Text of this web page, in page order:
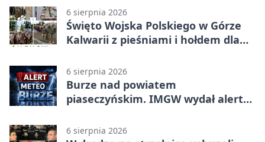
6 sierpnia 2026
Święto Wojska Polskiego w Górze
Kalwarii z pieśniami i hołdem dla
6 sierpnia 2026
Burze nad powiatem
piaseczyńskim. IMGW wydał alert
6 sierpnia 2026